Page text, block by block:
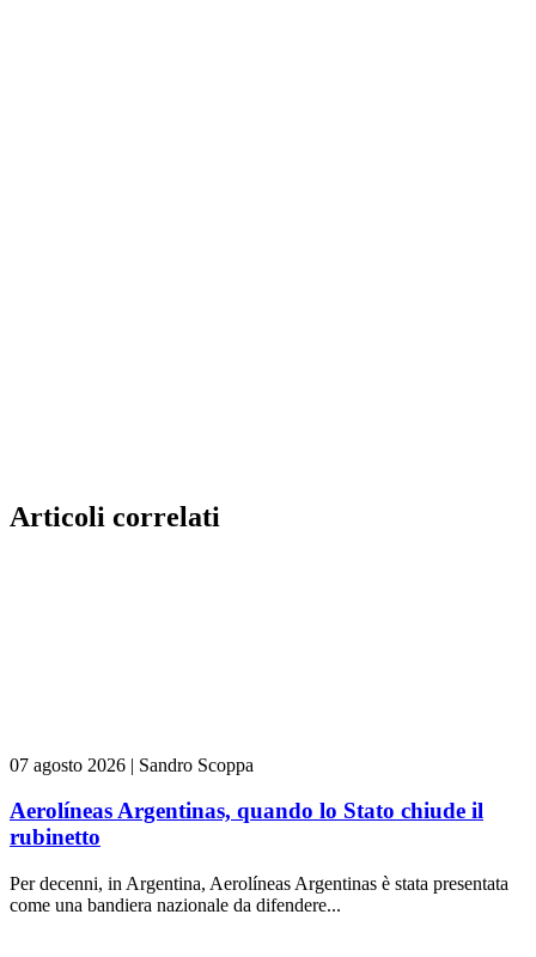
Articoli correlati
07 agosto 2026 | Sandro Scoppa
Aerolíneas Argentinas, quando lo Stato chiude il
rubinetto
Per decenni, in Argentina, Aerolíneas Argentinas è stata presentata
come una bandiera nazionale da difendere...